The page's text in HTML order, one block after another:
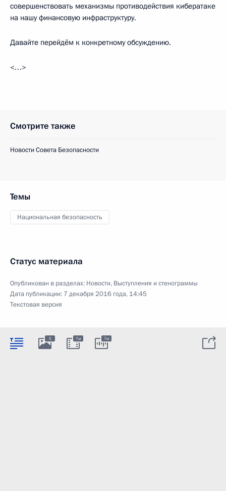
совершенствовать механизмы противодействия кибератаке
на нашу финансовую инфраструктуру.
Давайте перейдём к конкретному обсуждению.
<…>
Смотрите также
Новости Совета Безопасности
Темы
Национальная безопасность
Статус материала
Опубликован в разделах: Новости, Выступления и стенограммы
Дата публикации: 7 декабря 2016 года, 14:45
Текстовая версия
5 7м 7м